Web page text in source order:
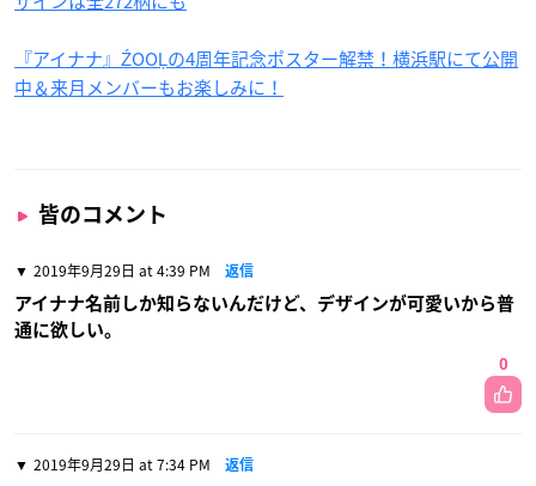
『アイナナ』ŹOOĻの4周年記念ポスター解禁！横浜駅にて公開
中＆来月メンバーもお楽しみに！
皆のコメント
2019年9月29日 at 4:39 PM 返信
アイナナ名前しか知らないんだけど、デザインが可愛いから普
通に欲しい。
0
2019年9月29日 at 7:34 PM 返信